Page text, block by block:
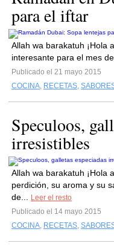
para el iftar
Allah wa barakatuh ¡Hola
interesante para el mes
Publicado el 21 mayo 2015
COCINA, RECETAS,
Speculoos,
irresistibles
Allah wa barakatuh ¡Hola
perdición, su aroma y su
de...
Leer el resto
Publicado el 14 mayo 2015
COCINA, RECETAS,